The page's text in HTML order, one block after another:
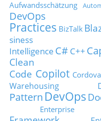
Aufwandsschätzung
DevOps
Practices BizTalk
siness
Intelligence C# C++
Clean
Code Copilot Cordova
Warehousing
Pattern DevOps
Enterprise